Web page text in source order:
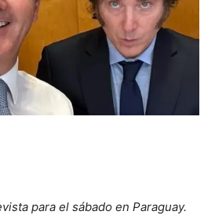
para el sábado en Paraguay.